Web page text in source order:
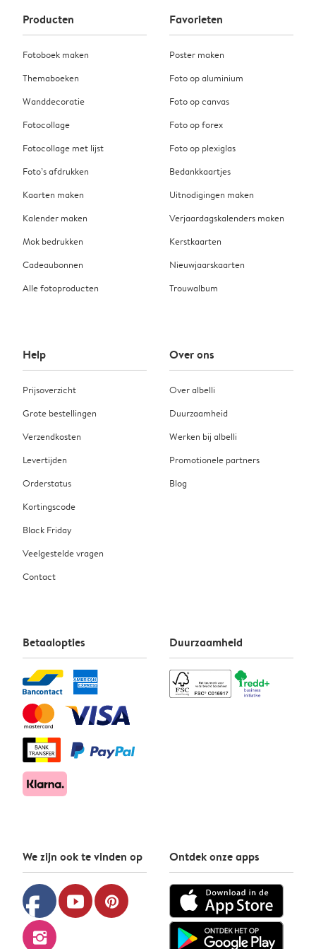
Producten
Fotoboek maken
Themaboeken
Wanddecoratie
Fotocollage
Fotocollage met lijst
Foto’s afdrukken
Kaarten maken
Kalender maken
Mok bedrukken
Cadeaubonnen
Alle fotoproducten
Favorieten
Poster maken
Foto op aluminium
Foto op canvas
Foto op forex
Foto op plexiglas
Bedankkaartjes
Uitnodigingen maken
Verjaardagskalenders maken
Kerstkaarten
Nieuwjaarskaarten
Trouwalbum
Help
Prijsoverzicht
Grote bestellingen
Verzendkosten
Levertijden
Orderstatus
Kortingscode
Black Friday
Veelgestelde vragen
Contact
Over ons
Over albelli
Duurzaamheid
Werken bij albelli
Promotionele partners
Blog
Betaalopties Duurzaamheid
We zijn ook te vinden op
facebook youtube pinterest
instagram
Ontdek onze apps